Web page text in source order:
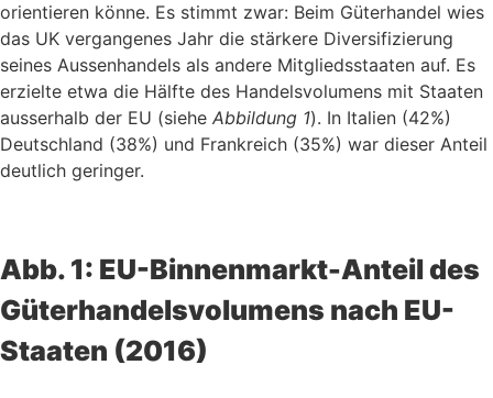
orientieren könne. Es stimmt zwar: Beim Güterhandel wies
das UK vergangenes Jahr die stärkere Diversifizierung
seines Aussenhandels als andere Mitgliedsstaaten auf. Es
erzielte etwa die Hälfte des Handelsvolumens mit Staaten
ausserhalb der EU (siehe Abbildung 1). In Italien (42%)
Deutschland (38%) und Frankreich (35%) war dieser Anteil
deutlich geringer.
Abb. 1: EU-Binnenmarkt-Anteil des
Güterhandelsvolumens nach EU-
Staaten (2016)